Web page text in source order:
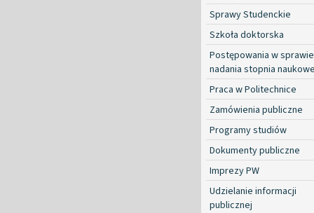
Sprawy Studenckie
Szkoła doktorska
Postępowania w sprawie
nadania stopnia
Praca w Politechnice
Zamówienia publiczne
Programy studiów
Dokumenty publiczne
Imprezy PW
Udzielanie informacji
publicznej